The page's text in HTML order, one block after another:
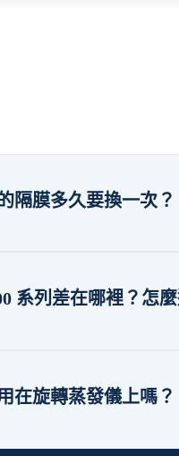
隔膜多久要換一次？
系列差在哪裡？怎
在旋轉蒸發儀上嗎？